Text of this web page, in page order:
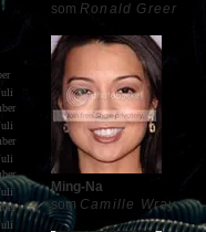
som Ronald Greer
Ming-Na
som Camille Wray